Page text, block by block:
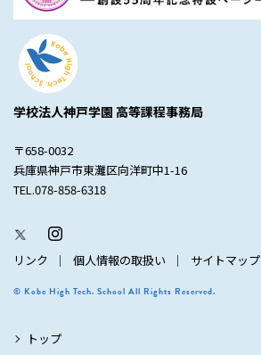
学校法人神戸学園 高等課程事務局
〒658-0032
兵庫県神戸市東灘区向洋町中1-16
TEL.078-858-6318
リンク 個人情報の取扱い サイトマップ
© Kobe High Tech. School All Rights Reserved.
トップ